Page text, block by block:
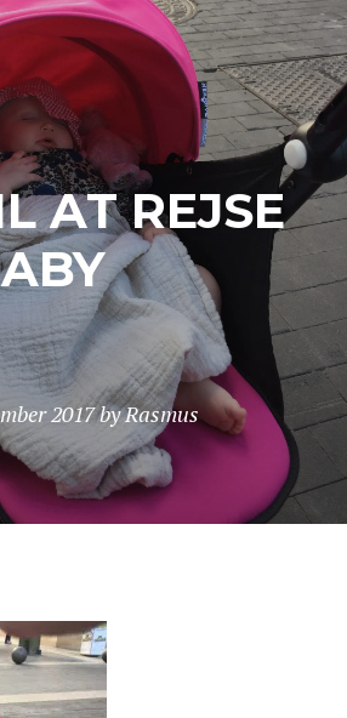
AT REJSE
2017byRasmus